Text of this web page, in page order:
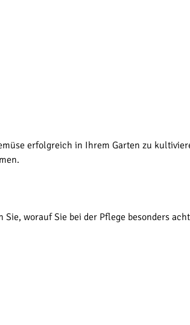
erfolgreich in Ihrem Garten zu
worauf Sie bei der Pflege besonders